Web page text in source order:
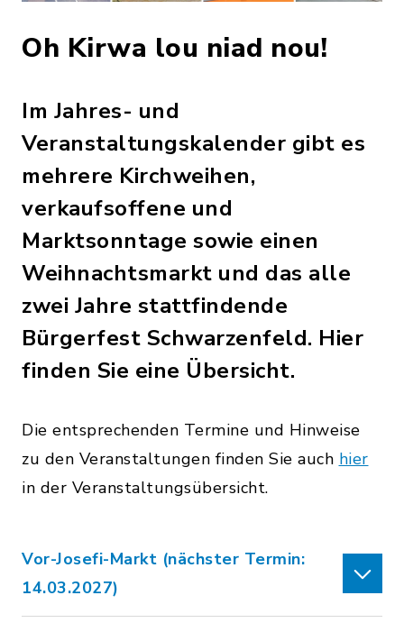
Oh Kirwa lou niad nou!
Im Jahres- und
Veranstaltungskalender gibt es
mehrere Kirchweihen,
verkaufsoffene und
Marktsonntage sowie einen
Weihnachtsmarkt und das alle
zwei Jahre stattfindende
Bürgerfest Schwarzenfeld. Hier
finden Sie eine Übersicht.
Die entsprechenden Termine und Hinweise
zu den Veranstaltungen finden Sie auch hier
in der Veranstaltungsübersicht.
Vor-Josefi-Markt (nächster Termin:
14.03.2027)